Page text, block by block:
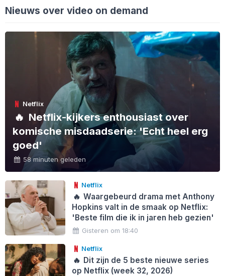
Nieuws over video on demand
Netflix
🔥 Netflix-kijkers enthousiast over
komische misdaadserie: 'Echt heel erg
goed'
58 minuten geleden
Netflix
🔥 Waargebeurd drama met Anthony
Hopkins valt in de smaak op Netflix:
'Beste film die ik in jaren heb gezien'
Gisteren om 18:40
Netflix
🔥 Dit zijn de 5 beste nieuwe series
op Netflix (week 32, 2026)